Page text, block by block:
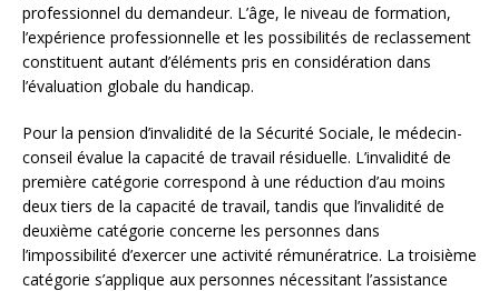
professionnel du demandeur. L’âge, le niveau de formation,
l’expérience professionnelle et les possibilités de reclassement
constituent autant d’éléments pris en considération dans
l’évaluation globale du handicap.
Pour la pension d’invalidité de la Sécurité Sociale, le médecin-
conseil évalue la capacité de travail résiduelle. L’invalidité de
première catégorie correspond à une réduction d’au moins
deux tiers de la capacité de travail, tandis que l’invalidité de
deuxième catégorie concerne les personnes dans
l’impossibilité d’exercer une activité rémunératrice. La troisième
catégorie s’applique aux personnes nécessitant l’assistance